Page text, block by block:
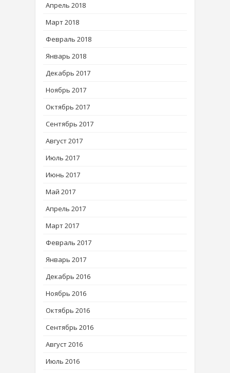
Апрель 2018
Март 2018
Февраль 2018
Январь 2018
Декабрь 2017
Ноябрь 2017
Октябрь 2017
Сентябрь 2017
Август 2017
Июль 2017
Июнь 2017
Май 2017
Апрель 2017
Март 2017
Февраль 2017
Январь 2017
Декабрь 2016
Ноябрь 2016
Октябрь 2016
Сентябрь 2016
Август 2016
Июль 2016